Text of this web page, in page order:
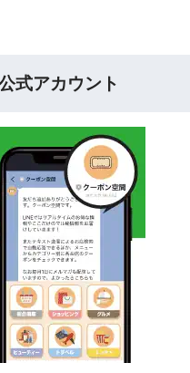
式アカウント